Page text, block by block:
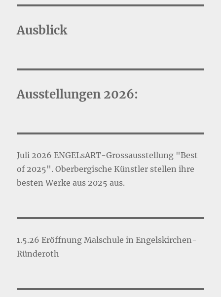
Ausblick
Ausstellungen 2026:
Juli 2026 ENGELsART-Grossausstellung "Best
of 2025". Oberbergische Künstler stellen ihre
besten Werke aus 2025 aus.
1.5.26 Eröffnung Malschule in Engelskirchen-
Ründeroth